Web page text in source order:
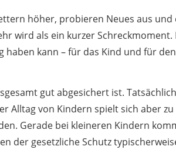
höher, probieren Neues aus und
wird als ein kurzer
kann – für das Kind und für
gut abgesichert ist.
von Kindern spielt sich aber
Gerade bei kleineren Kindern
der gesetzliche Schutz